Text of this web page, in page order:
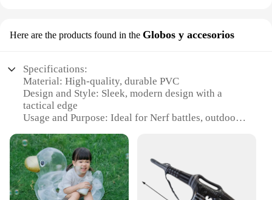
Here are the products found in the Globos y accesorios
Specifications:
Material: High-quality, durable PVC
Design and Style: Sleek, modern design with a
tactical edge
Usage and Purpose: Ideal for Nerf battles, outdoor
Performance and Property: Built to withstand
rigorous play, ensuring longevity
Parts and Accessories: Comes with a variety of sets
and accessories for customization
Applicable People: Suitable for all ages, perfect for